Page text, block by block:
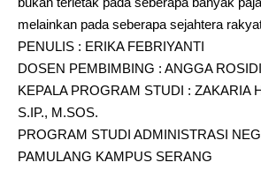
melainkan pada seberapa sejahtera
PENULIS : ERIKA FEBRIYANTI
DOSEN PEMBIMBING : ANGGA
KEPALA PROGRAM STUDI : ZAKARIA
S.IP., M.SOS.
PROGRAM STUDI ADMINISTRASI
PAMULANG KAMPUS SERANG